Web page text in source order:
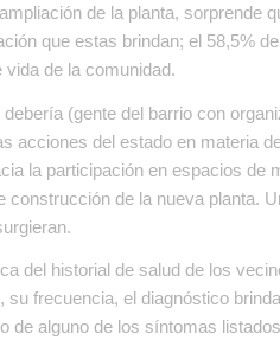
de la planta, sorprende
que estas brindan; el 58,5%
vida de la comunidad.
(gente del barrio con
acciones del estado en materia
la participación en espacios de
construcción de la nueva planta.
del historial de salud de los
frecuencia, el diagnóstico
de alguno de los síntomas